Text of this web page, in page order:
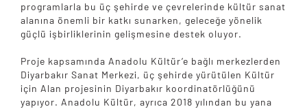
programlarla bu üç şehirde ve çevrelerinde kültür sanat
alanına önemli bir katkı sunarken, geleceğe yönelik
güçlü işbirliklerinin gelişmesine destek oluyor.
Proje kapsamında Anadolu Kültür’e bağlı merkezlerden
Diyarbakır Sanat Merkezi, üç şehirde yürütülen Kültür
için Alan projesinin Diyarbakır koordinatörlüğünü
yapıyor. Anadolu Kültür, ayrıca 2018 yılından bu yana